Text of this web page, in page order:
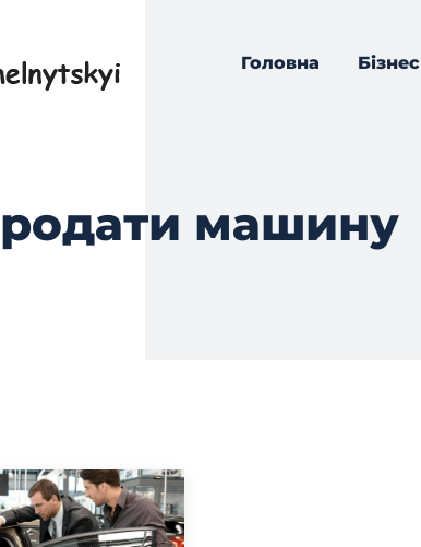
Головна Бізнес
машину